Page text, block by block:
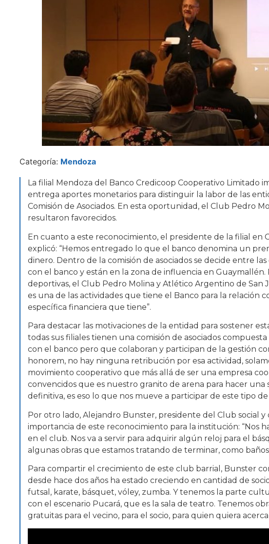
Categoría: Mendoza
La filial Mendoza del Banco Credicoop Cooperativo Limitado
entrega aportes monetarios para distinguir la labor de las
Comisión de Asociados. En esta oportunidad, el Club Pedro
resultaron favorecidos.
En cuanto a este reconocimiento, el presidente de la filial en
explicó: “Hemos entregado lo que el banco denomina un
dinero. Dentro de la comisión de asociados se decide entre
con el banco y están en la zona de influencia en Guaymallén.
deportivas, el Club Pedro Molina y Atlético Argentino de San
es una de las actividades que tiene el Banco para la relación
específica financiera que tiene”.
Para destacar las motivaciones de la entidad para sostener
todas sus filiales tienen una comisión de asociados
con el banco pero que colaboran y participan de la gestión
honorem, no hay ninguna retribución por esa actividad,
movimiento cooperativo que más allá de ser una empresa
convencidos que es nuestro granito de arena para hacer una
definitiva, es eso lo que nos mueve a participar de este tipo de
Por otro lado, Alejandro Bunster, presidente del Club social
importancia de este reconocimiento para la institución: “Nos
en el club. Nos va a servir para adquirir algún reloj para el
algunas obras que estamos tratando de terminar, como baños
Para compartir el crecimiento de este club barrial, Bunster
desde hace dos años ha estado creciendo en cantidad de
futsal, karate, básquet, vóley, zumba. Y tenemos la parte
con el escenario Pucará, que es la sala de teatro. Tenemos
gratuitas para el vecino, para el socio, para quien quiera